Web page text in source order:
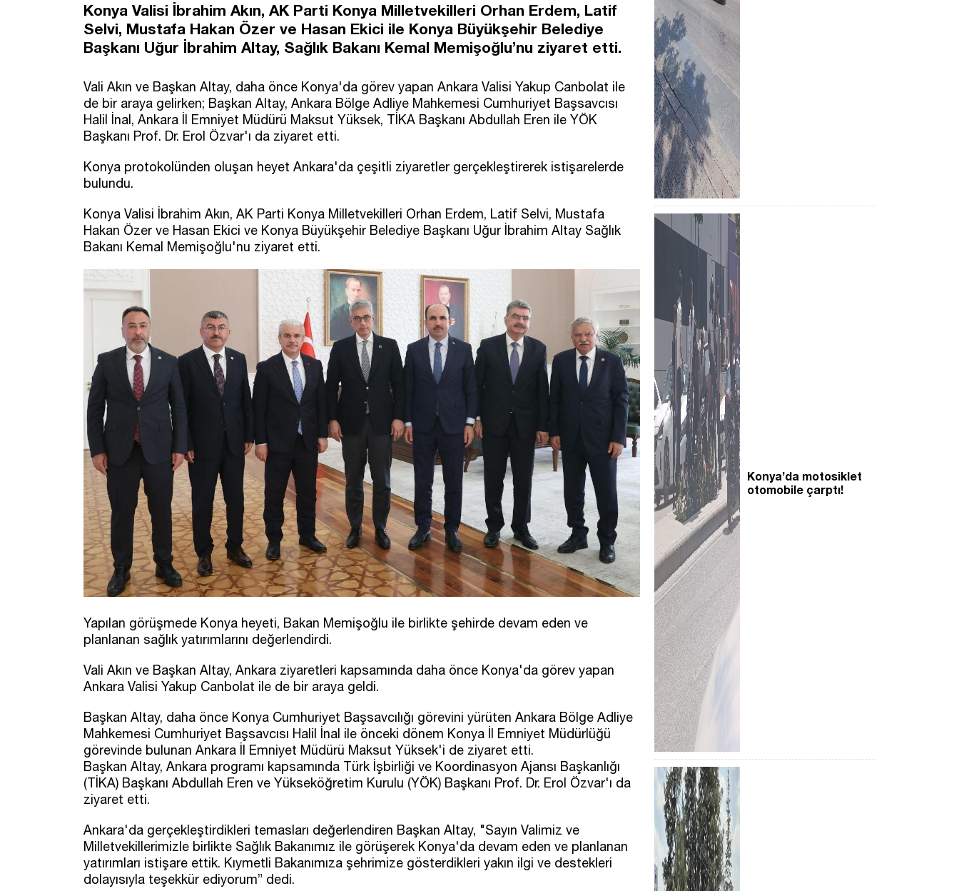
Konya Valisi İbrahim Akın, AK Parti Konya Milletvekilleri Orhan Erdem, Latif
Selvi, Mustafa Hakan Özer ve Hasan Ekici ile Konya Büyükşehir Belediye
Başkanı Uğur İbrahim Altay, Sağlık Bakanı Kemal Memişoğlu’nu ziyaret etti.
Vali Akın ve Başkan Altay, daha önce Konya'da görev yapan Ankara Valisi Yakup Canbolat ile
de bir araya gelirken; Başkan Altay, Ankara Bölge Adliye Mahkemesi Cumhuriyet Başsavcısı
Halil İnal, Ankara İl Emniyet Müdürü Maksut Yüksek, TİKA Başkanı Abdullah Eren ile YÖK
Başkanı Prof. Dr. Erol Özvar'ı da ziyaret etti.
Konya protokolünden oluşan heyet Ankara'da çeşitli ziyaretler gerçekleştirerek istişarelerde
bulundu.
Konya Valisi İbrahim Akın, AK Parti Konya Milletvekilleri Orhan Erdem, Latif Selvi, Mustafa
Hakan Özer ve Hasan Ekici ve Konya Büyükşehir Belediye Başkanı Uğur İbrahim Altay Sağlık
Bakanı Kemal Memişoğlu'nu ziyaret etti.
Yapılan görüşmede Konya heyeti, Bakan Memişoğlu ile birlikte şehirde devam eden ve
planlanan sağlık yatırımlarını değerlendirdi.
Vali Akın ve Başkan Altay, Ankara ziyaretleri kapsamında daha önce Konya'da görev yapan
Ankara Valisi Yakup Canbolat ile de bir araya geldi.
Başkan Altay, daha önce Konya Cumhuriyet Başsavcılığı görevini yürüten Ankara Bölge Adliye
Mahkemesi Cumhuriyet Başsavcısı Halil İnal ile önceki dönem Konya İl Emniyet Müdürlüğü
görevinde bulunan Ankara İl Emniyet Müdürü Maksut Yüksek'i de ziyaret etti.
Başkan Altay, Ankara programı kapsamında Türk İşbirliği ve Koordinasyon Ajansı Başkanlığı
(TİKA) Başkanı Abdullah Eren ve Yükseköğretim Kurulu (YÖK) Başkanı Prof. Dr. Erol Özvar'ı da
ziyaret etti.
Ankara'da gerçekleştirdikleri temasları değerlendiren Başkan Altay, "Sayın Valimiz ve
Milletvekillerimizle birlikte Sağlık Bakanımız ile görüşerek Konya'da devam eden ve planlanan
yatırımları istişare ettik. Kıymetli Bakanımıza şehrimize gösterdikleri yakın ilgi ve destekleri
dolayısıyla teşekkür ediyorum” dedi.
Konya’da motosiklet
otomobile çarptı!